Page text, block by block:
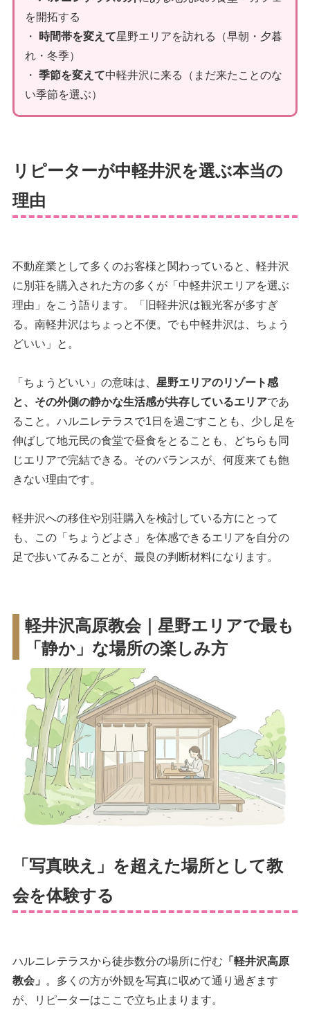
を開拓する
・
時間帯を変えて星野エリアを訪れる（早朝・夕暮
れ・冬季）
・ 季節を変えて中軽井沢に来る（まだ来たことのな
い季節を選ぶ）
リピーターが中軽井沢を選ぶ本当の
理由
不動産業として多くのお客様と関わっていると、軽井沢
に別荘を購入された方の多くが「中軽井沢エリアを選ぶ
理由」をこう語ります。「旧軽井沢は観光客が多すぎ
る。南軽井沢はちょっと不便。でも中軽井沢は、ちょう
どいい」と。
「ちょうどいい」の意味は、 星野エリアのリゾート感
と、その外側の静かな生活感が共存しているエリアであ
ること。ハルニレテラスで1日を過ごすことも、少し足を
伸ばして地元民の食堂で昼食をとることも、どちらも同
じエリアで完結できる。そのバランスが、何度来ても飽
きない理由です。
軽井沢への移住や別荘購入を検討している方にとって
も、この「ちょうどよさ」を体感できるエリアを自分の
足で歩いてみることが、最良の判断材料になります。
軽井沢高原教会｜星野エリアで最も
「静か」な場所の楽しみ方
「写真映え」を超えた場所として教
会を体験する
ハルニレテラスから徒歩数分の場所に佇む 「軽井沢高原
教会」 。多くの方が外観を写真に収めて通り過ぎます
が、リピーターはここで立ち止まります。